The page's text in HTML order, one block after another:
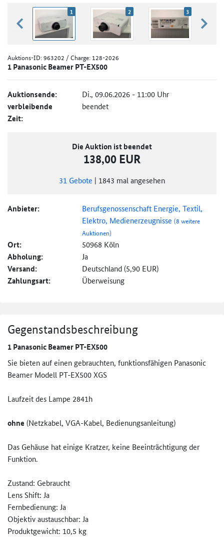
zurück blättern
1 2 3
Auktions-ID:963202 / Charge: 128-2026
1 Panasonic Beamer PT-EX500
Auktionsende: Di., 09.06.2026 - 11:00 Uhr
verbleibende
Zeit:
beendet
Die Auktion ist beendet
138,00 EUR
31 Gebote | 1843 mal angesehen
Anbieter:
Berufsgenossenschaft Energie, Textil,
Elektro, Medienerzeugnisse(8 weitere
Auktionen)
Ort: 50968 Köln
Abholung: Ja
Versand: Deutschland (5,90 EUR)
Zahlungsart: Überweisung
Gegenstandsbeschreibung
1 Panasonic Beamer PT-EX500
Sie bieten auf einen gebrauchten, funktionsfähigen Panasonic
Beamer Modell PT-EX500 XGS
Laufzeit des Lampe 2841h
ohne (Netzkabel, VGA-Kabel, Bedienungsanleitung)
Das Gehäuse hat einige Kratzer, keine Beeinträchtigung der
Funktion.
Zustand: Gebraucht
Lens Shift: Ja
Fernbedienung: Ja
Objektiv austauschbar: Ja
Produktgewicht: 10,5 kg